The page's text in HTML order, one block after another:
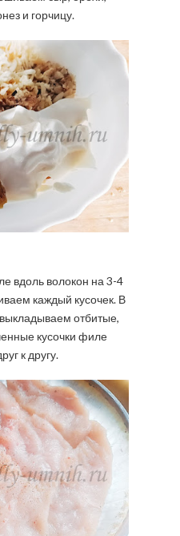
и горчицу.
вдоль волокон на 3-4
каждый кусочек. В
отбитые,
кусочки филе
к другу.